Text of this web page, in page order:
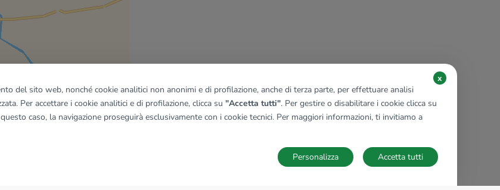
del sito web, nonché cookie analitici non anonimi e di profilazione, anche di terza parte, per effettuare analisi
Per accettare i cookie analitici e di profilazione, clicca su "Accetta tutti". Per gestire o disabilitare i cookie clicca su
caso, la navigazione proseguirà esclusivamente con i cookie tecnici. Per maggiori informazioni, ti invitiamo a
x
Accetta tutti
Personalizza